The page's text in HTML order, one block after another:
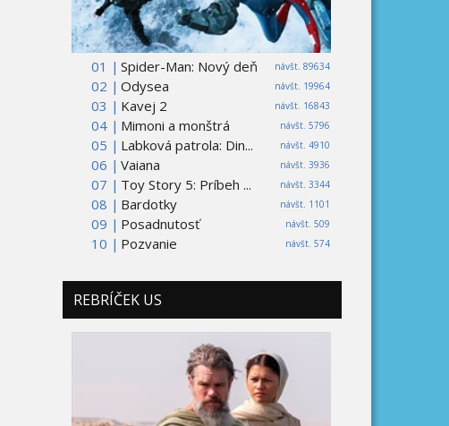
01 | návšt. 89634
Spider-Man: Nový deň
02 |
návšt. 19964
Odysea
03 |
návšt. 16843
Kavej 2
04 |
návšt. 5796
Mimoni a monštrá
05 |
návšt. 4910
Labková patrola: Din...
06 |
návšt. 3936
Vaiana
07 |
návšt. 3344
Toy Story 5: Príbeh ...
08 |
návšt. 1101
Bardotky
09 |
návšt. 509
Posadnutosť
10 |
návšt. 574
Pozvanie
REBRÍČEK US